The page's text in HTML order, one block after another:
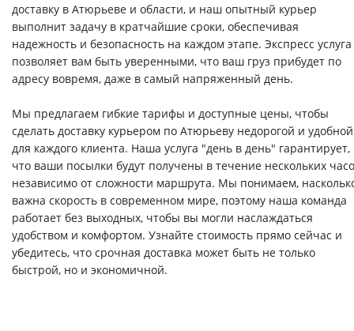
доставку в Атюрьеве и области, и наш опытный курьер
выполнит задачу в кратчайшие сроки, обеспечивая
надежность и безопасность на каждом этапе. Экспресс услуга
позволяет вам быть уверенными, что ваш груз прибудет по
адресу вовремя, даже в самый напряженный день.
Мы предлагаем гибкие тарифы и доступные цены, чтобы
сделать доставку курьером по Атюрьеву недорогой и удобной
для каждого клиента. Наша услуга "день в день" гарантирует,
что ваши посылки будут получены в течение нескольких
независимо от сложности маршрута. Мы понимаем,
важна скорость в современном мире, поэтому наша команда
работает без выходных, чтобы вы могли наслаждаться
удобством и комфортом. Узнайте стоимость прямо сейчас и
убедитесь, что срочная доставка может быть не только
быстрой, но и экономичной.